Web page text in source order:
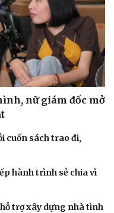
nữ giám đốc mở
cuốn sách trao đi,
hành trình sẻ chia vì
trợ xây dựng nhà tình